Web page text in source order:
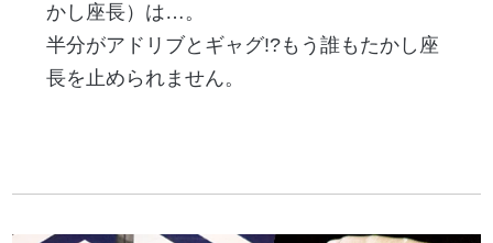
かし座長）は…。
半分がアドリブとギャグ!?もう誰もたかし座
長を止められません。